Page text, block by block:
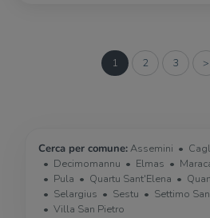
1 2 3 >
Cerca per comune:Assemini
Decimomannu
Elmas
Pula
Quartu Sant'Elena
Selargius
Sestu Settimo
Villa San Pietro